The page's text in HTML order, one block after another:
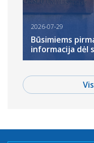
2026-07-29
Būsimiems
informacija dėl